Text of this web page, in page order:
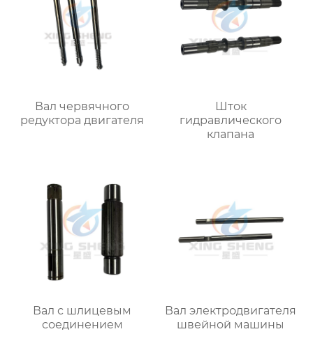
Вал червячного
редуктора двигателя
Шток
гидравлического
клапана
Вал с шлицевым
соединением
Вал электродвигателя
швейной машины